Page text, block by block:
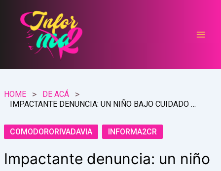
contenido
HOME
DE ACÁ
IMPACTANTE DENUNCIA: UN NIÑO BAJO CUIDADO INSTITUCIONAL FUE ENCONTRADO COMIENDO DE UN CONTENEDOR
COMODORORIVADAVIA INFORMA2CR
Impactante denuncia: un niño